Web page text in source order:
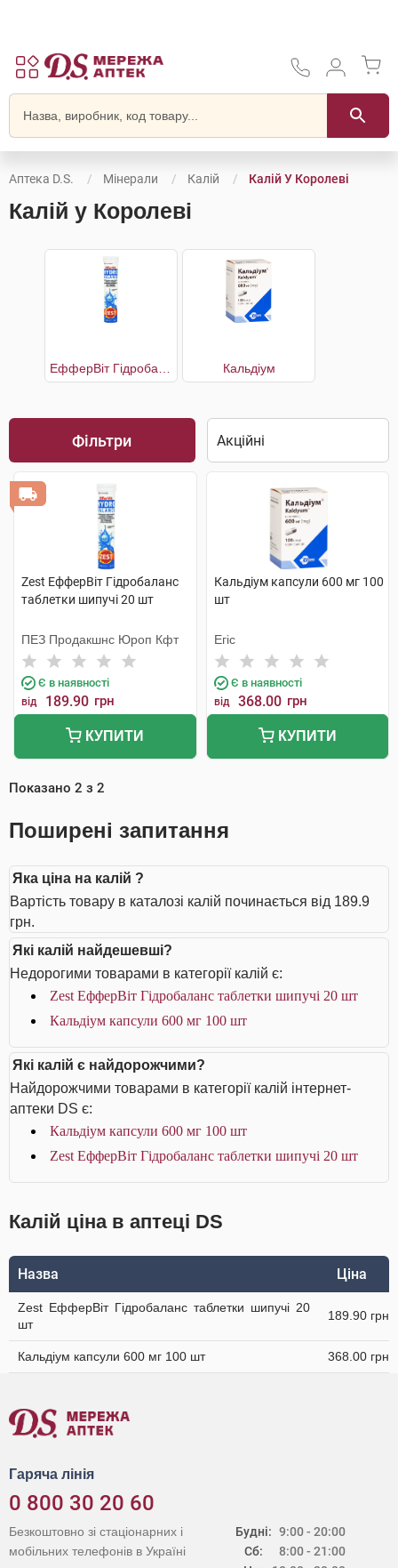
Аптека D.S. Мінерали Калій Калій У Королеві
Калій у Королеві
Кальдіум
Фільтри
Zest ЕфферВіт Гідробаланс
таблетки шипучі 20 шт
ПЕЗ Продакшнс Юроп Кфт
Є в наявності
від 189.90 грн
КУПИТИ
Кальдіум капсули 600 мг 100
шт
Егіс
Є в наявності
від 368.00 грн
КУПИТИ
Показано 2 з 2
Поширені запитання
Яка ціна на калій ?
Вартість товару в каталозі калій починається від 189.9
грн.
Які калій найдешевші?
Недорогими товарами в категорії калій є:
Zest ЕфферВіт Гідробаланс таблетки шипучі 20 шт
Кальдіум капсули 600 мг 100 шт
Які калій є найдорожчими?
Найдорожчими товарами в категорії калій інтернет-
аптеки DS є:
Кальдіум капсули 600 мг 100 шт
Zest ЕфферВіт Гідробаланс таблетки шипучі 20 шт
Калій ціна в аптеці DS
Назва Ціна
Zest ЕфферВіт Гідробаланс таблетки шипучі 20
шт
189.90 грн
Кальдіум капсули 600 мг 100 шт 368.00 грн
Гаряча лінія
0 800 30 20 60
Будні:
Сб:
9:00 - 20:00
8:00 - 21:00
Безкоштовно зі стаціонарних і
мобільних телефонів в Україні